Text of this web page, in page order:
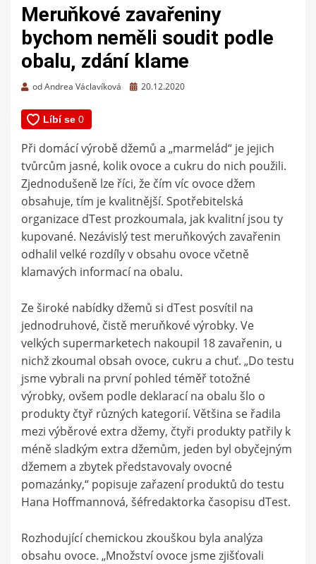
Meruňkové zavařeniny
bychom neměli soudit podle
obalu, zdání klame
odAndrea Václavíková
Zveřejněno
20.12.2020
Při domácí výrobě džemů a „marmelád“ je jejich
tvůrcům jasné, kolik ovoce a cukru do nich použili.
Zjednodušeně lze říci, že čím víc ovoce džem
obsahuje, tím je kvalitnější. Spotřebitelská
organizace dTest prozkoumala, jak kvalitní jsou ty
kupované. Nezávislý test meruňkových zavařenin
odhalil velké rozdíly v obsahu ovoce včetně
klamavých informací na obalu.
Ze široké nabídky džemů si dTest posvítil na
jednodruhové, čistě meruňkové výrobky. Ve
velkých supermarketech nakoupil 18 zavařenin, u
nichž zkoumal obsah ovoce, cukru a chuť. „Do testu
jsme vybrali na první pohled téměř totožné
výrobky, ovšem podle deklarací na obalu šlo o
produkty čtyř různých kategorií. Většina se řadila
mezi výběrové extra džemy, čtyři produkty patřily k
méně sladkým extra džemům, jeden byl obyčejným
džemem a zbytek představovaly ovocné
pomazánky,“ popisuje zařazení produktů do testu
Hana Hoffmannová, šéfredaktorka časopisu dTest.
Rozhodující chemickou zkouškou byla analýza
obsahu ovoce. „Množství ovoce jsme zjišťovali